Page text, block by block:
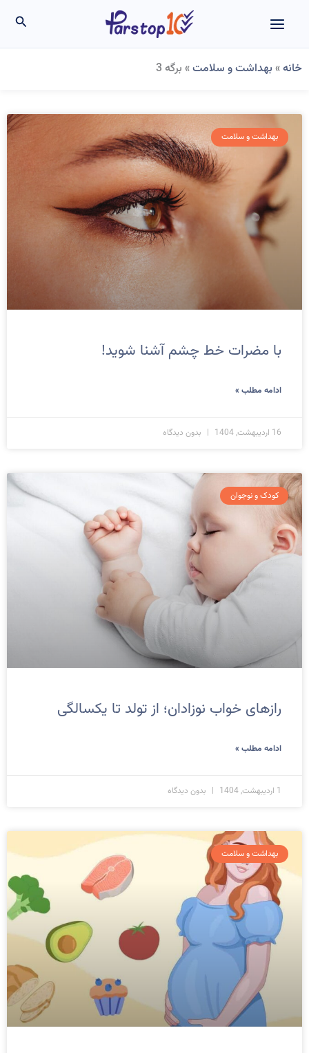
محتوا
خانه» بهداشت و سلامت» برگه 3
بهداشت و سلامت
با مضرات خط چشم آشنا شوید!
ادامه مطلب »
16 اردیبهشت, 1404 بدون دیدگاه
کودک و نوجوان
رازهای خواب نوزادان؛ از تولد تا یکسالگی
ادامه مطلب »
1 اردیبهشت, 1404 بدون دیدگاه
بهداشت و سلامت
Page
Page
Page
Page
Page
Page